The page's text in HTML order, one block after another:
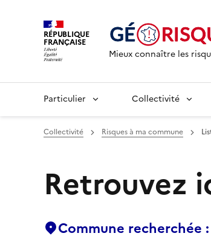
RÉPUBLIQUE
FRANÇAISE
Mieux connaître les
Particulier Collectivité
Collectivité Risques à ma commune
Retrouvez
Commune recherchée